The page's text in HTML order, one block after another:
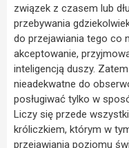
związek z czasem lub
przebywania
do przejawiania tego co
akceptowanie,
inteligencją duszy.
nieadekwatne do
posługiwać tylko w
Liczy się przede
króliczkiem, którym w
przejawiania poziomu